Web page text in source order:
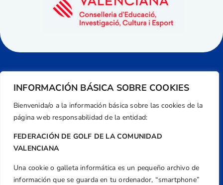
INFORMACIÓN BÁSICA SOBRE COOKIES
Bienvenida/o a la información básica sobre las cookies de la
página web responsabilidad de la entidad:
FEDERACIÓN DE GOLF DE LA COMUNIDAD
VALENCIANA
Una cookie o galleta informática es un pequeño archivo de
información que se guarda en tu ordenador, “smartphone”
Dirección